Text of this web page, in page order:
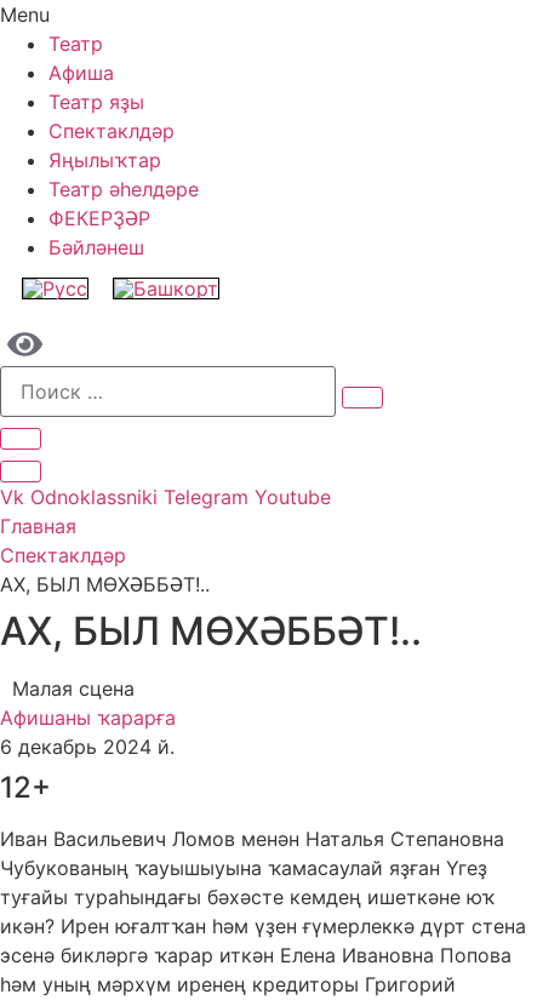
Menu
Театр
Афиша
Театр яҙы
Спектаклдәр
Яңылыҡтар
Театр әһелдәре
ФЕКЕРҘӘР
Бәйләнеш
Vk Odnoklassniki Telegram Youtube
Главная
Спектаклдәр
АХ, БЫЛ МӨХӘББӘТ!..
АХ, БЫЛ МӨХӘББӘТ!..
Малая сцена
Афишаны ҡарарға
6 декабрь 2024 й.
12+
Иван Васильевич Ломов менән Наталья Степановна
Чубукованың ҡауышыуына ҡамасаулай яҙған Үгеҙ
туғайы тураһындағы бәхәсте кемдең ишеткәне юҡ
икән? Ирен юғалтҡан һәм үҙен ғүмерлеккә дүрт стена
эсенә бикләргә ҡарар иткән Елена Ивановна Попова
һәм уның мәрхүм иренең кредиторы Григорий